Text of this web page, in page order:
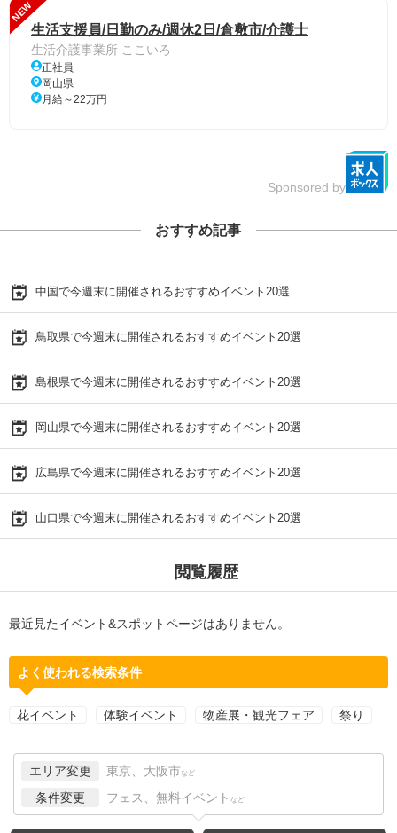
NEW
生活支援員/日勤のみ/週休2日/倉敷市/介護士
生活介護事業所 ここいろ
正社員
岡山県
月給～22万円
Sponsored by
おすすめ記事
中国で今週末に開催されるおすすめイベント20選
鳥取県で今週末に開催されるおすすめイベント20選
島根県で今週末に開催されるおすすめイベント20選
岡山県で今週末に開催されるおすすめイベント20選
広島県で今週末に開催されるおすすめイベント20選
山口県で今週末に開催されるおすすめイベント20選
閲覧履歴
最近見たイベント&スポットページはありません。
よく使われる検索条件
花イベント 体験イベント 物産展・観光フェア 祭り
エリア変更 東京、大阪市 など
条件変更 フェス、無料イベント など